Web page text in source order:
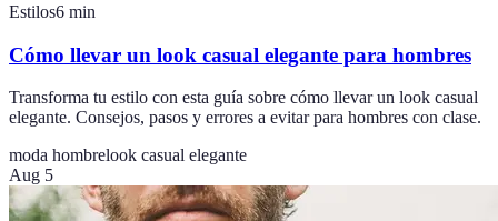
Estilos6 min
Cómo llevar un look casual elegante para hombres
Transforma tu estilo con esta guía sobre cómo llevar un look casual
elegante. Consejos, pasos y errores a evitar para hombres con clase.
moda hombrelook casual elegante
Aug 5